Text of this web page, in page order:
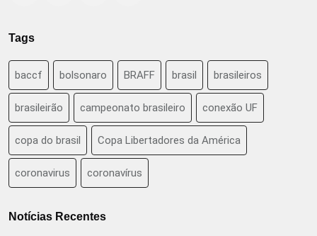
Tags
baccf bolsonaro BRAFF brasil brasileiros
brasileirão campeonato brasileiro conexão UF
copa do brasil Copa Libertadores da América
coronavirus coronavírus
Notícias Recentes